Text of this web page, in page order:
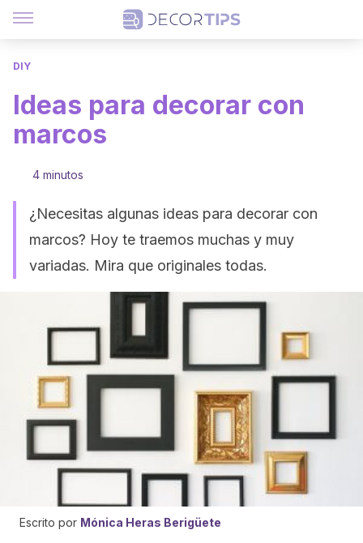
DIY
Ideas para decorar con
marcos
4 minutos
¿Necesitas algunas ideas para decorar con
marcos? Hoy te traemos muchas y muy
variadas. Mira que originales todas.
Escrito por Mónica Heras Berigüete